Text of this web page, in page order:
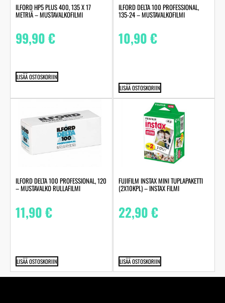
ILFORD HP5 PLUS 400, 135 X 17
METRIÄ – MUSTAVALKOFILMI
99,90€
LISÄÄ OSTOSKORIIN
ILFORD DELTA 100 PROFESSIONAL,
135-24 – MUSTAVALKOFILMI
10,90€
LISÄÄ OSTOSKORIIN
ILFORD DELTA 100 PROFESSIONAL, 120
– MUSTAVALKO RULLAFILMI
11,90€
LISÄÄ OSTOSKORIIN
FUJIFILM INSTAX MINI TUPLAPAKETTI
(2X10KPL) – INSTAX FILMI
22,90€
LISÄÄ OSTOSKORIIN